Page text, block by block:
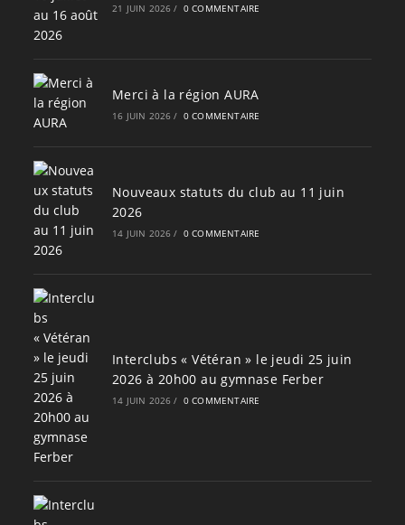
21 JUIN 2026 / 0 COMMENTAIRE
Merci à la région AURA
16 JUIN 2026 / 0 COMMENTAIRE
Nouveaux statuts du club au 11 juin
2026
14 JUIN 2026 / 0 COMMENTAIRE
Interclubs « Vétéran » le jeudi 25 juin
2026 à 20h00 au gymnase Ferber
14 JUIN 2026 / 0 COMMENTAIRE